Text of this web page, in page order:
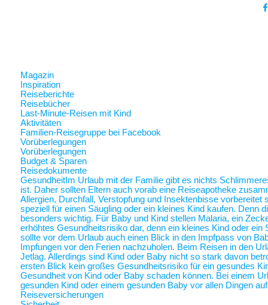
Magazin
Inspiration
Reiseberichte
Reisebücher
Last-Minute-Reisen mit Kind
Aktivitäten
Familien-Reisegruppe bei Facebook
Vorüberlegungen
Vorüberlegungen
Budget & Sparen
Reisedokumente
Gesundheit Im Urlaub mit der Familie gibt es nichts
ist. Daher sollten Eltern auch vorab eine Reiseapotheke
Allergien, Durchfall, Verstopfung und Insektenbisse
speziell für einen Säugling oder ein kleines Kind kaufen. Denn
besonders wichtig. Für Baby und Kind stellen Malaria, ein
erhöhtes Gesundheitsrisiko dar, denn ein kleines Kind oder
sollte vor dem Urlaub auch einen Blick in den Impfpass von
Impfungen vor den Ferien nachzuholen. Beim Reisen in den
Jetlag. Allerdings sind Kind oder Baby nicht so stark davon
ersten Blick kein großes Gesundheitsrisiko für ein gesundes
Gesundheit von Kind oder Baby schaden können. Bei einem
gesunden Kind oder einem gesunden Baby vor allen Dingen
Reiseversicherungen